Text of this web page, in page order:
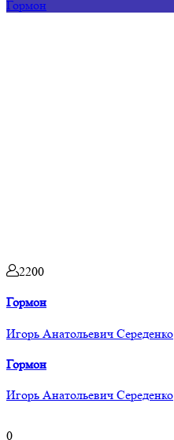
Гормон
2200
Гормон
Игорь Анатольевич Середенко
Гормон
Игорь Анатольевич Середенко
0